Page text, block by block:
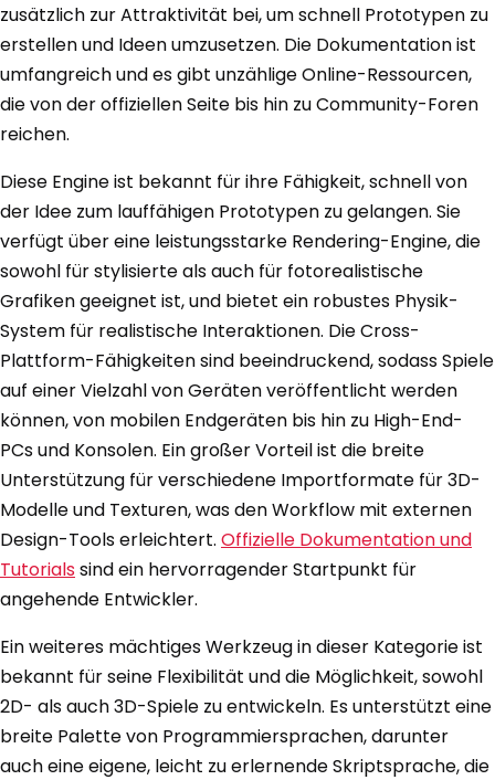
zusätzlich zur Attraktivität bei, um schnell Prototypen zu
erstellen und Ideen umzusetzen. Die Dokumentation ist
umfangreich und es gibt unzählige Online-Ressourcen,
die von der offiziellen Seite bis hin zu Community-Foren
reichen.
Diese Engine ist bekannt für ihre Fähigkeit, schnell von
der Idee zum lauffähigen Prototypen zu gelangen. Sie
verfügt über eine leistungsstarke Rendering-Engine, die
sowohl für stylisierte als auch für fotorealistische
Grafiken geeignet ist, und bietet ein robustes Physik-
System für realistische Interaktionen. Die Cross-
Plattform-Fähigkeiten sind beeindruckend, sodass Spiele
auf einer Vielzahl von Geräten veröffentlicht werden
können, von mobilen Endgeräten bis hin zu High-End-
PCs und Konsolen. Ein großer Vorteil ist die breite
Unterstützung für verschiedene Importformate für 3D-
Modelle und Texturen, was den Workflow mit externen
Design-Tools erleichtert. Offizielle Dokumentation und
Tutorialssind ein hervorragender Startpunkt für
angehende Entwickler.
Ein weiteres mächtiges Werkzeug in dieser Kategorie ist
bekannt für seine Flexibilität und die Möglichkeit, sowohl
2D- als auch 3D-Spiele zu entwickeln. Es unterstützt eine
breite Palette von Programmiersprachen, darunter
auch eine eigene, leicht zu erlernende Skriptsprache, die